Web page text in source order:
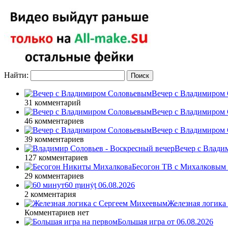
Найти:
Вечер с Владимиром
31 комментарий
Вечер с Владимиром
46 комментариев
Вечер с Владимиром
39 комментариев
Вечер с
127 комментариев
Бесогон ТВ с Михалковым
29 комментариев
60 ṃинẏƫ 06.08.2026
2 комментария
Железная
Комментариев нет
Большая игра от 06.08.2026